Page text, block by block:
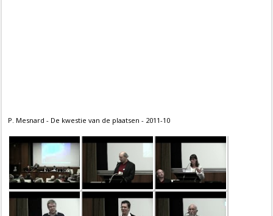
P. Mesnard - De kwestie van de plaatsen - 2011-10